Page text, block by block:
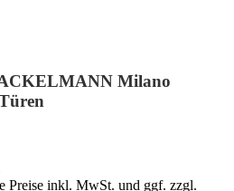
Milano
inkl. MwSt. und ggf. zzgl.